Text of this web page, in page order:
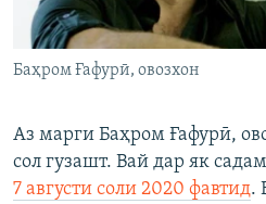
Баҳром Ғафурӣ, овозхон
Аз марги Баҳром Ғафурӣ,
сол гузашт. Вай дар як
7 августи соли 2020 фавтид.